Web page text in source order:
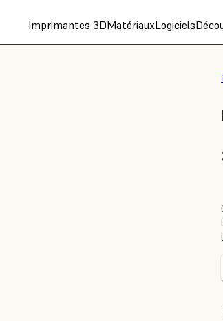
Imprimantes 3DMatériauxLogiciels